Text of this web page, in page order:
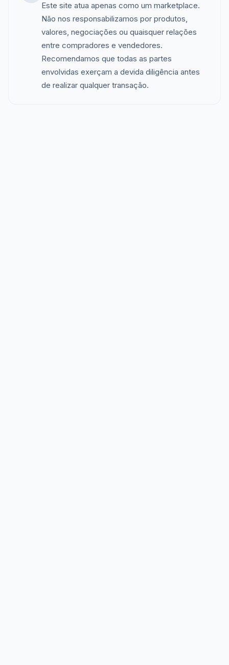
Este site atua apenas como um marketplace.
Não nos responsabilizamos por produtos,
valores, negociações ou quaisquer relações
entre compradores e vendedores.
Recomendamos que todas as partes
envolvidas exerçam a devida diligência antes
de realizar qualquer transação.